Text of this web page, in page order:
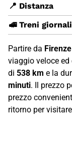
📍 Distanza
🚅 Treni
Partire da Firenze
viaggio veloce
di 538 km e la
minuti. Il prezzo
prezzo
ritorno per